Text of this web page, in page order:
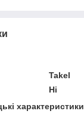
Takel
Ні
характеристики